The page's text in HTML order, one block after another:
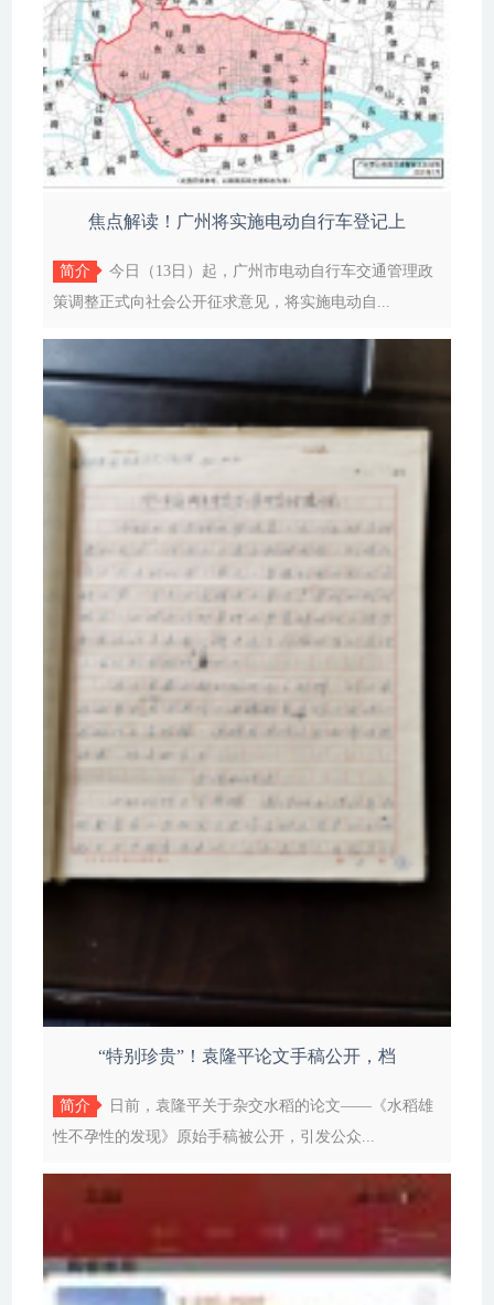
焦点解读！广州将实施电动自行车登记上
简介
今日（13日）起，广州市电动自行车交通管理政
策调整正式向社会公开征求意见，将实施电动自...
“特别珍贵”！袁隆平论文手稿公开，档
简介
日前，袁隆平关于杂交水稻的论文——《水稻雄
性不孕性的发现》原始手稿被公开，引发公众...